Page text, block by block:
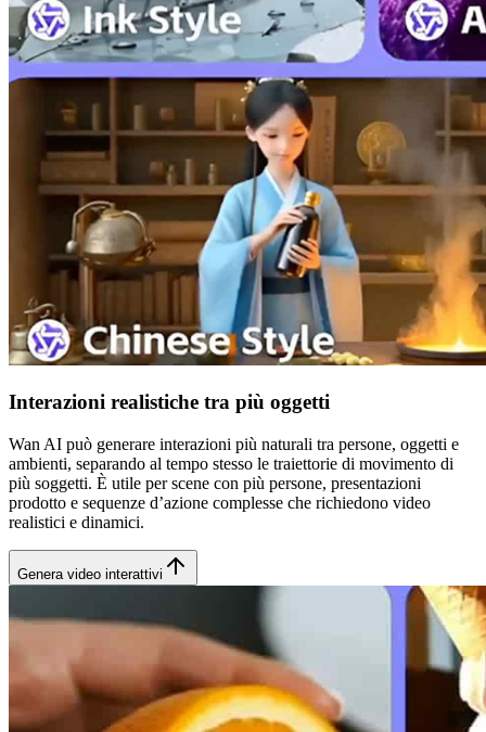
Interazioni realistiche tra più oggetti
Wan AI può generare interazioni più naturali tra persone, oggetti e
ambienti, separando al tempo stesso le traiettorie di movimento di
più soggetti. È utile per scene con più persone, presentazioni
prodotto e sequenze d’azione complesse che richiedono video
realistici e dinamici.
Genera video interattivi